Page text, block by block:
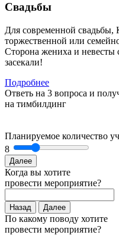
Свадьбы
Для современной
торжественной или
Сторона жениха и невесты
засекали!
Подробнее
Ответь на 3 вопроса и
на тимбилдинг
Планируемое количество
8
Далее
Когда вы хотите
провести мероприятие?
Назад Далее
По какому поводу хотите
провести мероприятие?